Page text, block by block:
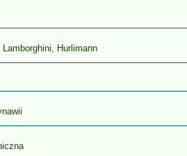
Hurlimann